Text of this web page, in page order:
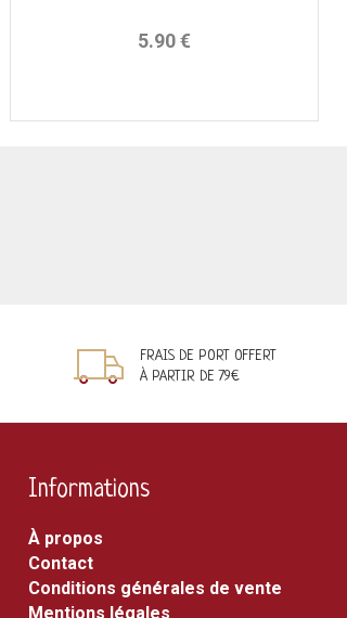
5.90 €
FRAIS DE PORT OFFERT
À PARTIR DE 79€
Informations
À propos
Contact
Conditions générales de vente
Mentions légales